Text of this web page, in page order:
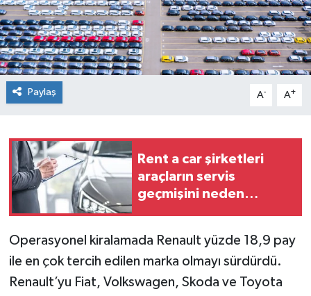
Paylaş A- A+
Rent a car şirketleri
araçların servis
geçmişini neden
Operasyonel kiralamada Renault yüzde 18,9 pay
ile en çok tercih edilen marka olmayı sürdürdü.
Renault’yu Fiat, Volkswagen, Skoda ve Toyota